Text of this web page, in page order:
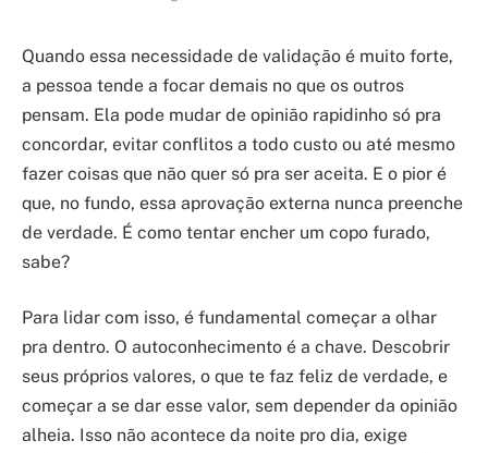
Quando essa necessidade de validação é muito forte,
a pessoa tende a focar demais no que os outros
pensam. Ela pode mudar de opinião rapidinho só pra
concordar, evitar conflitos a todo custo ou até mesmo
fazer coisas que não quer só pra ser aceita. E o pior é
que, no fundo, essa aprovação externa nunca preenche
de verdade. É como tentar encher um copo furado,
sabe?
Para lidar com isso, é fundamental começar a olhar
pra dentro. O autoconhecimento é a chave. Descobrir
seus próprios valores, o que te faz feliz de verdade, e
começar a se dar esse valor, sem depender da opinião
alheia. Isso não acontece da noite pro dia, exige